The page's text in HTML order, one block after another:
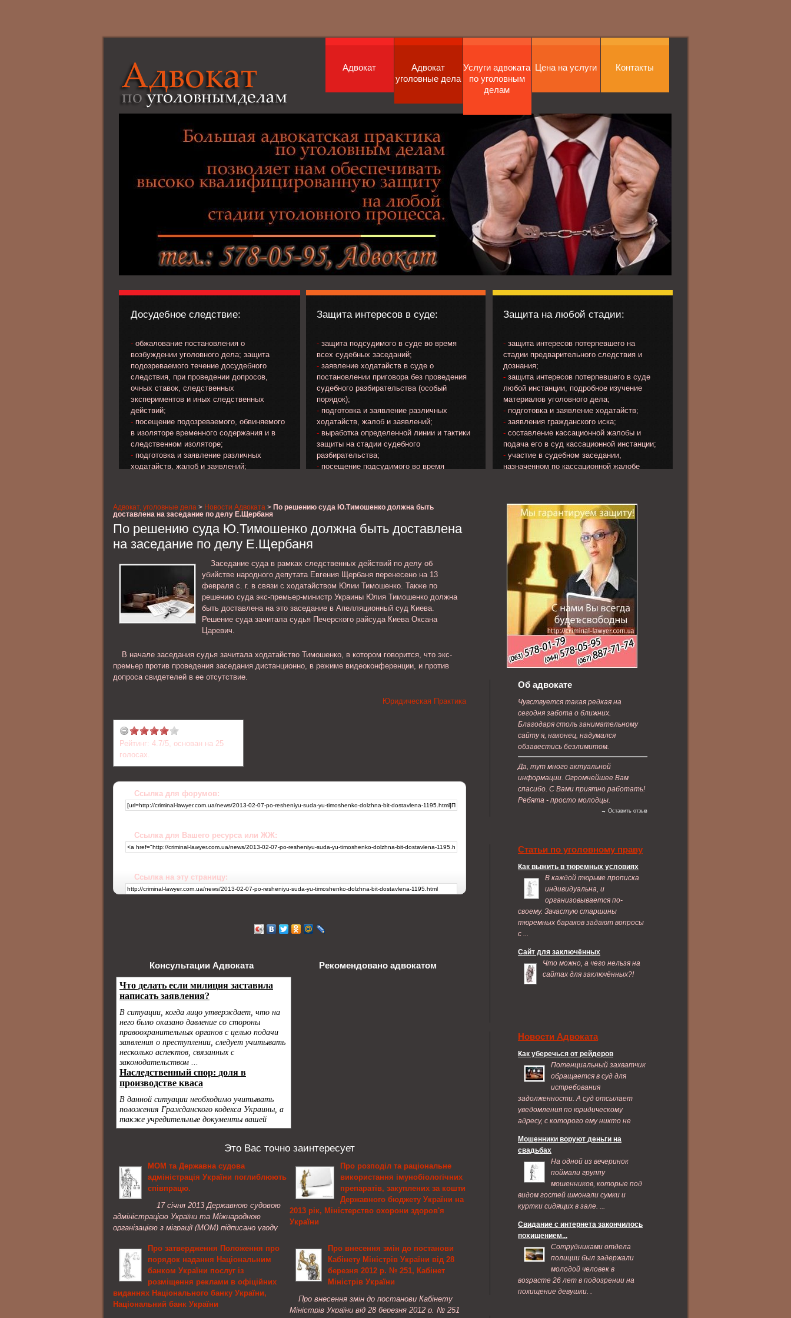
Адвокат
Адвокат
уголовные дела
Услуги адвоката
по уголовным
делам
Цена на услуги Контакты
Досудебное следствие:
- обжалование постановления о
возбуждении уголовного дела; защита
подозреваемого течение досудебного
следствия, при проведении допросов,
очных ставок, следственных
экспериментов и иных следственных
действий;
- посещение подозреваемого, обвиняемого
в изоляторе временного содержания и в
следственном изоляторе;
- подготовка и заявление различных
ходатайств, жалоб и заявлений;
стадии предварительного следствия;
сбор материала, характеризующего
личность обвиняемого; ознакомление с
материалами уголовного дела и др..
Защита интересов в суде:
-защита подсудимого в суде во время
всех судебных заседаний;
-заявление ходатайств в суде о
постановлении приговора без проведения
судебного разбирательства (особый
порядок);
-подготовка и заявление различных
ходатайств, жалоб и заявлений;
-выработка определенной линии и тактики
защиты на стадии судебного
разбирательства;
-посещение подсудимого во время
-ознакомление с протоколом судебного
заседания и подача замечаний к его
содержанию.
Защита на любой стадии:
- защита интересов потерпевшего на
стадии предварительного следствия и
дознания;
- защита интересов потерпевшего в суде
любой инстанции, подробное изучение
материалов уголовного дела;
- подготовка и заявление ходатайств;
- заявления гражданского иска;
- составление кассационной жалобы и
подача его в суд кассационной инстанции;
- участие в судебном заседании,
назначенном по кассационной жалобе
Адвокат, уголовные дела > Новости Адвоката > По решению суда Ю.Тимошенко должна быть
доставлена на заседание по делу Е.Щербаня
По решению суда Ю.Тимошенко должна быть доставлена
на заседание по делу Е.Щербаня
Заседание суда в рамках следственных действий по делу об
убийстве народного депутата Евгения Щербаня перенесено на 13
февраля с. г. в связи с ходатайством Юлии Тимошенко. Также по
решению суда экс-премьер-министр Украины Юлия Тимошенко должна
быть доставлена на это заседание в Апелляционный суд Киева.
Решение суда зачитала судья Печерского райсуда Киева Оксана
Царевич.
В начале заседания судья зачитала ходатайство Тимошенко, в котором говорится, что экс-
премьер против проведения заседания дистанционно, в режиме видеоконференции, и против
допроса свидетелей в ее отсутствие.
Юридическая Практика
Рейтинг: 4.7/5, основан на 25
голосах.
Ссылка для форумов:
Ссылка для Вашего ресурса или ЖЖ:
Ссылка на эту страницу:
Консультации Адвоката Рекомендовано адвокатом
Это Вас точно заинтересует
МОМ та Державна судова
адміністрація України поглиблюють
співпрацю.
17 січня 2013 Державною судовою
адміністрацією України та Міжнародною
організацією з міграції (МОМ) підписано угоду
Голова Державної судової адміністрації ...
Про затвердження Положення про
порядок надання Національним
банком України послуг із
розміщення реклами в офіційних
виданнях Національного банку України,
Національний банк України
Про розподіл та раціональне
використання імунобіологічних
препаратів, закуплених за кошти
Державного бюджету України на
2013 рік, Міністерство охорони здоров'я
України
імунобіологічних препаратів, закуплених за
кошти Державного бюджету України на 2013 рік
Відповідно до законів України "Про захист
населення від інфекційних хвороб"( 1645-14 ),
"Про затвердження Загальнодержавної
програми імунопрофілактики та захисту
Про внесення змін до постанови
Кабінету Міністрів України від 28
березня 2012 р. № 251, Кабінет
Міністрів України
Про внесення змін до постанови Кабінету
Міністрів України від 28 березня 2012 р. № 251
Об адвокате
Чувствуется такая редкая на
сегодня забота о ближних.
Благодаря столь занимательному
сайту я, наконец, надумался
обзавестись безлимитом.
Да, тут много актуальной
информации. Огромнейшее Вам
спасибо. С Вами приятно работать!
Ребята - просто молодцы.
→ Оставить отзыв
Статьи по уголовному праву
Как выжить в тюремных условиях
В каждой тюрьме прописка
индивидуальна, и
организовывается по-
своему. Зачастую старшины
тюремных бараков задают вопросы
с ...
Сайт для заключённых
Что можно, а чего нельзя на
сайтах для заключённых?!
Новости Адвоката
Как уберечься от рейдеров
Потенциальный захватчик
обращается в суд для
истребования
задолженности. А суд отсылает
уведомления по юридическому
адресу, с которого ему никто не
Мошенники воруют деньги на
свадьбах
На одной из вечеринок
поймали группу
мошенников, которые под
видом гостей шмонали сумки и
куртки сидящих в зале. ...
Свидание с интернета закончилось
похищением...
Сотрудниками отдела
полиции был задержали
молодой человек в
возрасте 26 лет в подозрении на
похищение девушки. .